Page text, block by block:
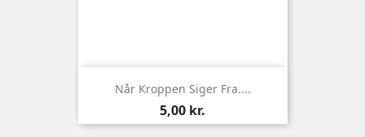
Når Kroppen Siger Fra....
Pris
5,00 kr.